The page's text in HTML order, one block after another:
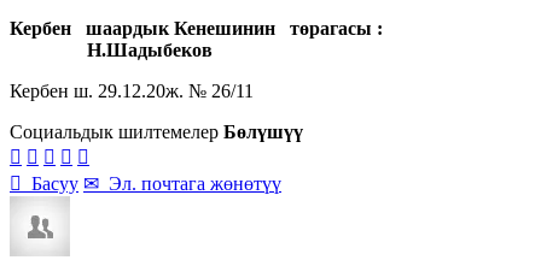
Кербен шаардык Кенешинин төрагасы :
Н.Шадыбеков
Кербен ш. 29.12.20ж. № 26/11
Социальдык шилтемелер Бөлүшүү
    
 Басуу ✉ Эл. почтага жөнөтүү